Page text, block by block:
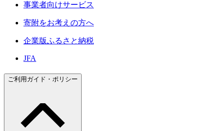
事業者向けサービス
寄附をお考えの方へ
企業版ふるさと納税
JFA
ご利用ガイド・ポリシー